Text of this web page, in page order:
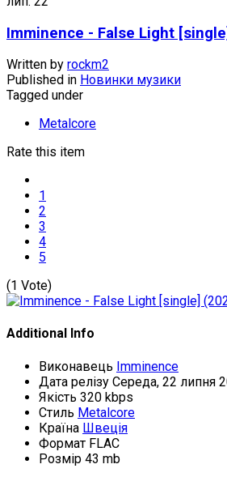
Imminence - False Light
Written by rockm2
Published in Новинки музики
Tagged under
Metalcore
Rate this item
1
2
3
4
5
(1 Vote)
Additional Info
Виконавець Imminence
Дата релізу Середа, 22 липня
Якість 320 kbps
Стиль Metalcore
Країна Швеція
Формат FLAC
Розмір 43 mb